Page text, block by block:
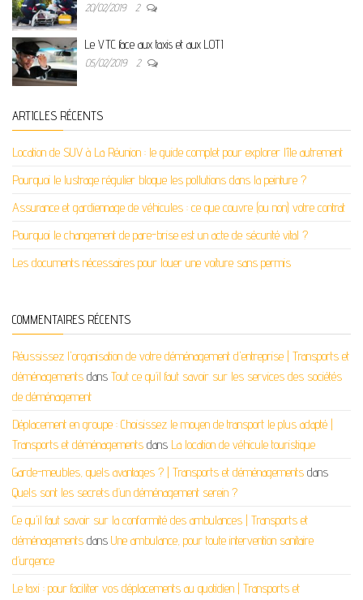
20/02/2019 2
Le VTC face aux taxis et aux LOTI
05/02/2019 2
ARTICLES RÉCENTS
Location de SUV à La Réunion : le guide complet pour explorer l’île autrement
Pourquoi le lustrage régulier bloque les pollutions dans la peinture ?
Assurance et gardiennage de véhicules : ce que couvre (ou non) votre contrat
Pourquoi le changement de pare-brise est un acte de sécurité vital ?
Les documents nécessaires pour louer une voiture sans permis
COMMENTAIRES RÉCENTS
Réussissez l'organisation de votre déménagement d'entreprise | Transports et
déménagements dans Tout ce qu’il faut savoir sur les services des sociétés
de déménagement
Déplacement en groupe : Choisissez le moyen de transport le plus adapté |
Transports et déménagements dans La location de véhicule touristique
Garde-meubles, quels avantages ? | Transports et déménagements dans
Quels sont les secrets d’un déménagement serein ?
Ce qu'il faut savoir sur la conformité des ambulances | Transports et
déménagements dans Une ambulance, pour toute intervention sanitaire
d’urgence
Le taxi : pour faciliter vos déplacements au quotidien | Transports et